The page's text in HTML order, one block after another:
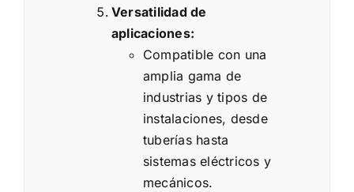
Versatilidad de
aplicaciones:
Compatible con una
amplia gama de
industrias y tipos de
instalaciones, desde
tuberías hasta
sistemas eléctricos y
mecánicos.